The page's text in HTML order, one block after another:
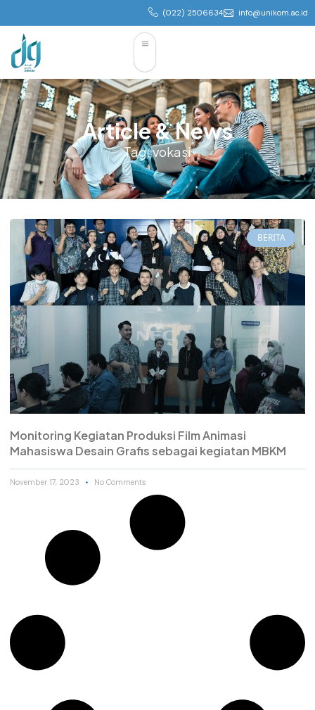
(022) 2506634 info@unikom.ac.id
Article & News
Tag: vokasi
BERITA
Monitoring Kegiatan Produksi Film Animasi
Mahasiswa Desain Grafis sebagai kegiatan MBKM
November 17, 2023 No Comments